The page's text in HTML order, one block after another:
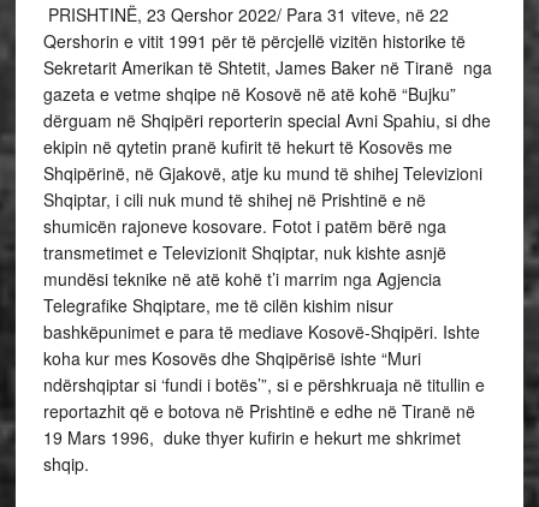
PRISHTINË, 23 Qershor 2022/ Para 31 viteve, në 22
Qershorin e vitit 1991 për të përcjellë vizitën historike të
Sekretarit Amerikan të Shtetit, James Baker në Tiranë nga
gazeta e vetme shqipe në Kosovë në atë kohë “Bujku”
dërguam në Shqipëri reporterin special Avni Spahiu, si dhe
ekipin në qytetin pranë kufirit të hekurt të Kosovës me
Shqipërinë, në Gjakovë, atje ku mund të shihej Televizioni
Shqiptar, i cili nuk mund të shihej në Prishtinë e në
shumicën rajoneve kosovare. Fotot i patëm bërë nga
transmetimet e Televizionit Shqiptar, nuk kishte asnjë
mundësi teknike në atë kohë t’i marrim nga Agjencia
Telegrafike Shqiptare, me të cilën kishim nisur
bashkëpunimet e para të mediave Kosovë-Shqipëri. Ishte
koha kur mes Kosovës dhe Shqipërisë ishte “Muri
ndërshqiptar si ‘fundi i botës’”, si e përshkruaja në titullin e
reportazhit që e botova në Prishtinë e edhe në Tiranë në
19 Mars 1996, duke thyer kufirin e hekurt me shkrimet
shqip.